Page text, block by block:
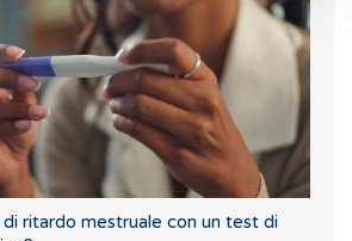
di ritardo mestruale con un test di